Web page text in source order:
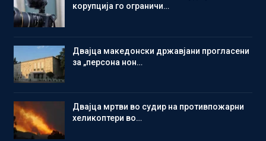
корупција го ограничи…
Двајца македонски државјани прогласени
за „персона нон…
Двајца мртви во судир на противпожарни
хеликоптери во…